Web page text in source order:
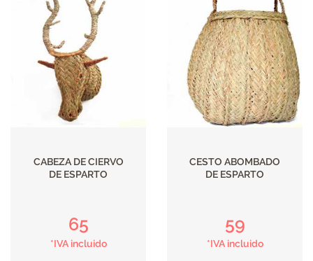
CABEZA DE CIERVO
DE ESPARTO
65
*IVA incluido
CESTO ABOMBADO
DE ESPARTO
59
*IVA incluido